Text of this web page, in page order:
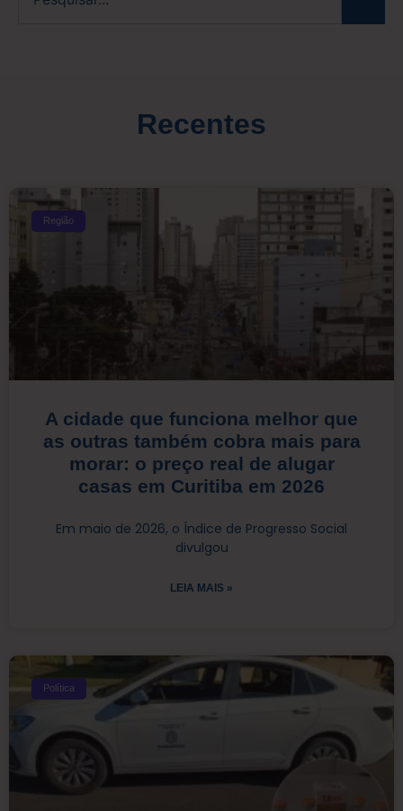
Recentes
Região
A cidade que funciona melhor que
as outras também cobra mais para
morar: o preço real de alugar
casas em Curitiba em 2026
Em maio de 2026, o Índice de Progresso Social
divulgou
LEIA MAIS »
Política